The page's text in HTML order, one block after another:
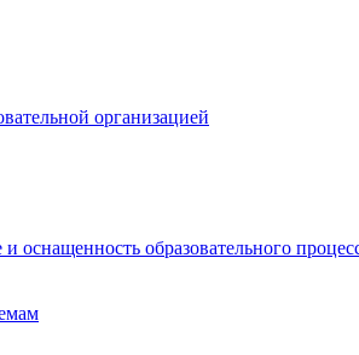
организацией
оснащенность образовательного